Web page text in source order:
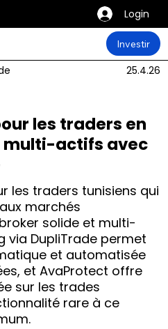
Login
Investir
25.4.26
les traders en
multi-actifs avec
les traders tunisiens qui
marchés
solide et multi-
via DupliTrade permet
et automatisée
et AvaProtect offre
sur les trades
rare à ce